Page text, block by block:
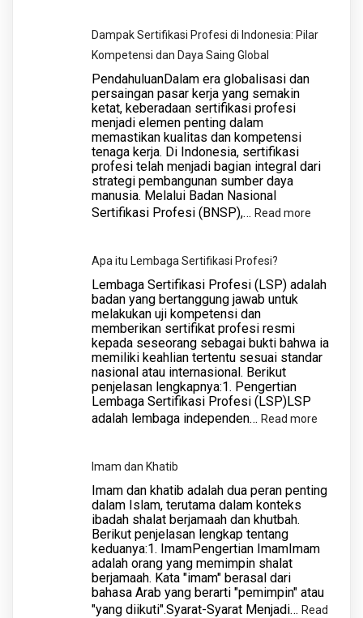
Dampak Sertifikasi Profesi di Indonesia: Pilar
Kompetensi dan Daya Saing Global
PendahuluanDalam era globalisasi dan
persaingan pasar kerja yang semakin
ketat, keberadaan sertifikasi profesi
menjadi elemen penting dalam
memastikan kualitas dan kompetensi
tenaga kerja. Di Indonesia, sertifikasi
profesi telah menjadi bagian integral dari
strategi pembangunan sumber daya
manusia. Melalui Badan Nasional
Sertifikasi Profesi (BNSP),… Read more
di
Saing
Apa itu Lembaga Sertifikasi Profesi?
Lembaga Sertifikasi Profesi (LSP) adalah
badan yang bertanggung jawab untuk
melakukan uji kompetensi dan
memberikan sertifikat profesi resmi
kepada seseorang sebagai bukti bahwa ia
memiliki keahlian tertentu sesuai standar
nasional atau internasional. Berikut
penjelasan lengkapnya:1. Pengertian
Lembaga Sertifikasi Profesi (LSP)LSP
adalah lembaga independen… Read more
Imam dan Khatib
Imam dan khatib adalah dua peran penting
dalam Islam, terutama dalam konteks
ibadah shalat berjamaah dan khutbah.
Berikut penjelasan lengkap tentang
keduanya:1. ImamPengertian ImamImam
adalah orang yang memimpin shalat
berjamaah. Kata "imam" berasal dari
bahasa Arab yang berarti "pemimpin" atau
"yang diikuti".Syarat-Syarat Menjadi… Read